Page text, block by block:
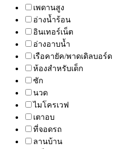
เพดานสูง
อ่างน้ำร้อน
อินเทอร์เน็ต
อ่างอาบน้ำ
เรือคายัค/พาดเดิลบอร์ด
ห้องสำหรับเด็ก
ซัก
นวด
ไมโครเวฟ
เตาอบ
ที่จอดรถ
ลานบ้าน